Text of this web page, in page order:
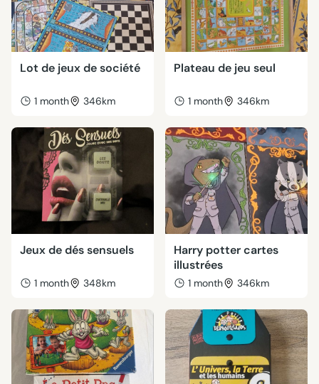
Lot de jeux de société
1 month 346km
Plateau de jeu seul
1 month 346km
Jeux de dés sensuels
1 month 348km
Harry potter cartes
illustrées
1 month 346km